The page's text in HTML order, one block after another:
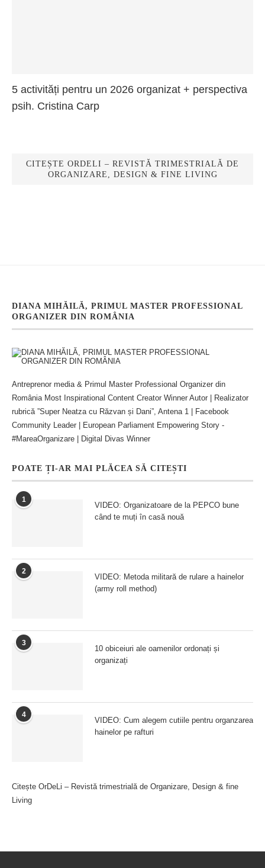
5 activități pentru un 2026 organizat + perspectiva
psih. Cristina Carp
CITEȘTE ORDELI – REVISTĂ TRIMESTRIALĂ DE
ORGANIZARE, DESIGN & FINE LIVING
DIANA MIHĂILĂ, PRIMUL MASTER PROFESSIONAL
ORGANIZER DIN ROMÂNIA
Antreprenor media & Primul Master Professional Organizer din
România Most Inspirational Content Creator Winner Autor | Realizator
rubrică ”Super Neatza cu Răzvan și Dani”, Antena 1 | Facebook
Community Leader | European Parliament Empowering Story -
#MareaOrganizare | Digital Divas Winner
POATE ȚI-AR MAI PLĂCEA SĂ CITEȘTI
1
VIDEO: Organizatoare de la PEPCO bune
când te muți în casă nouă
2
VIDEO: Metoda militară de rulare a hainelor
(army roll method)
3
10 obiceiuri ale oamenilor ordonați și
organizați
4
VIDEO: Cum alegem cutiile pentru organzarea
hainelor pe rafturi
Citește OrDeLi – Revistă trimestrială de Organizare, Design & fine
Living